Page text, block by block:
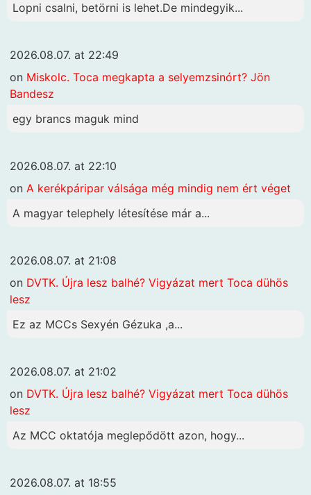
Lopni csalni, betörni is lehet.De mindegyik...
2026.08.07. at 22:49
on Miskolc. Toca megkapta a selyemzsinórt? Jön
Bandesz
egy brancs maguk mind
2026.08.07. at 22:10
on A kerékpáripar válsága még mindig nem ért véget
A magyar telephely létesítése már a...
2026.08.07. at 21:08
on DVTK. Újra lesz balhé? Vigyázat mert Toca dühös
lesz
Ez az MCCs Sexyén Gézuka ,a...
2026.08.07. at 21:02
on DVTK. Újra lesz balhé? Vigyázat mert Toca dühös
lesz
Az MCC oktatója meglepődött azon, hogy...
2026.08.07. at 18:55